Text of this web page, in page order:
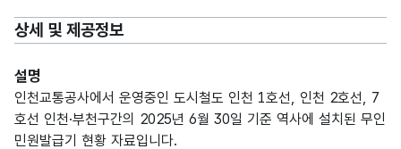
상세 및 제공정보
설명
인천교통공사에서 운영중인 도시철도 인천 1호선, 인천 2호선, 7
호선 인천·부천구간의 2025년 6월 30일 기준 역사에 설치된 무인
민원발급기 현황 자료입니다.